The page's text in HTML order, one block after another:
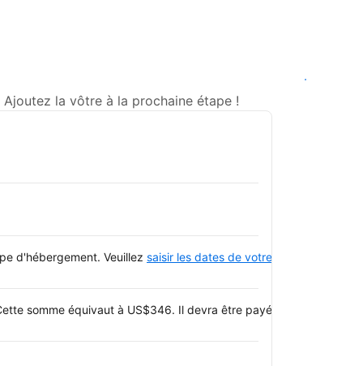
la vôtre à la prochaine étape !
Voir les disponibilités
d'hébergement. Veuillez saisir les dates de votre séjour
somme équivaut à US$346. Il devra être payé par carte de